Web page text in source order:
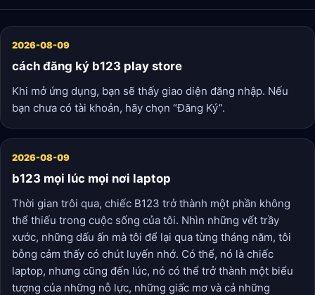
2026-08-09
cách đăng ký b123 play store
Khi mở ứng dụng, bạn sẽ thấy giao diện đăng nhập. Nếu
bạn chưa có tài khoản, hãy chọn “Đăng Ký”.
2026-08-09
b123 mọi lúc mọi nơi laptop
Thời gian trôi qua, chiếc B123 trở thành một phần không
thể thiếu trong cuộc sống của tôi. Nhìn những vết trầy
xước, những dấu ấn mà tôi để lại qua từng tháng năm, tôi
bỗng cảm thấy có chút luyến nhớ. Có thể, nó là chiếc
laptop, nhưng cũng đến lúc, nó có thể trở thành một biểu
tượng của những nỗ lực, những giấc mơ và cả những